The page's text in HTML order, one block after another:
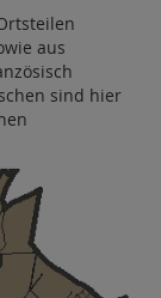
aus
sind hier